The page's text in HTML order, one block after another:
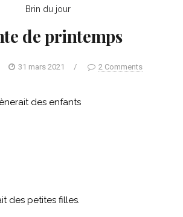
Brin du jour
de printemps
31 mars 2021 / 2 Comments
des enfants
des petites filles.